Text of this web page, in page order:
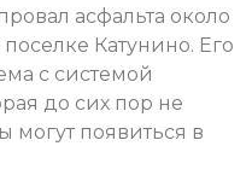
асфальта около
Катунино. Его
с системой
до сих пор не
появиться в